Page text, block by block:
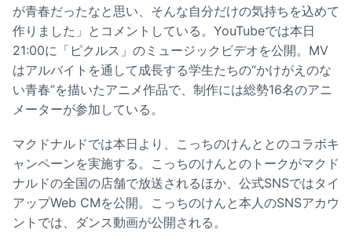
が青春だったなと思い、そんな自分だけの気持ちを込めて
作りました」とコメントしている。YouTubeでは本日
21:00に「ピクルス」のミュージックビデオを公開。MV
はアルバイトを通して成長する学生たちの“かけがえのな
い青春”を描いたアニメ作品で、制作には総勢16名のアニ
メーターが参加している。
マクドナルドでは本日より、こっちのけんととのコラボキ
ャンペーンを実施する。こっちのけんとのトークがマクド
ナルドの全国の店舗で放送されるほか、公式SNSではタイ
アップWeb CMを公開。こっちのけんと本人のSNSアカウ
ントでは、ダンス動画が公開される。